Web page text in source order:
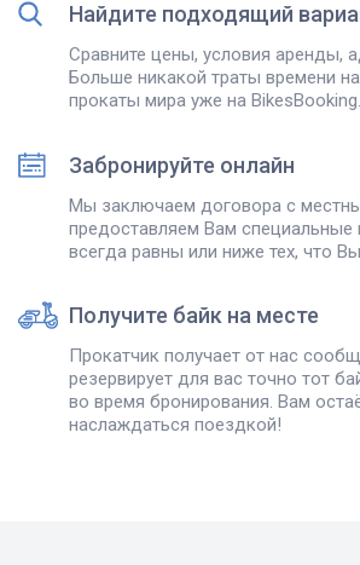
Найдите подходящий
Сравните цены, условия аренды,
Больше никакой траты времени
прокаты мира уже на
Забронируйте онлайн
Мы заключаем договора с
предоставляем Вам
всегда равны или ниже тех, что
Получите байк на месте
Прокатчик получает от нас
резервирует для вас точно тот
во время бронирования. Вам
наслаждаться поездкой!